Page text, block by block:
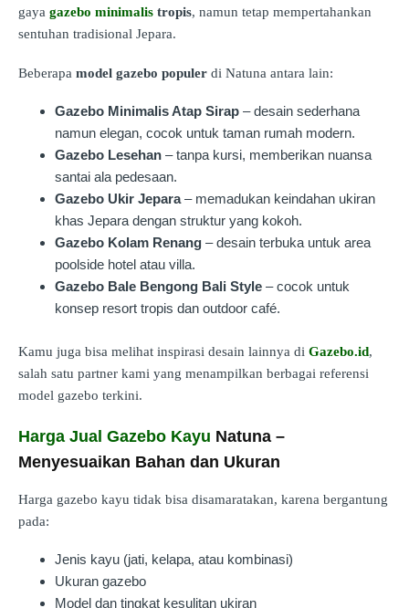
gaya gazebo minimalis tropis, namun tetap mempertahankan
sentuhan tradisional Jepara.
Beberapa model gazebo populer di Natuna antara lain:
Gazebo Minimalis Atap Sirap – desain sederhana
namun elegan, cocok untuk taman rumah modern.
Gazebo Lesehan – tanpa kursi, memberikan nuansa
santai ala pedesaan.
Gazebo Ukir Jepara– memadukan keindahan ukiran
khas Jepara dengan struktur yang kokoh.
Gazebo Kolam Renang – desain terbuka untuk area
poolside hotel atau villa.
Gazebo Bale Bengong Bali Style – cocok untuk
konsep resort tropis dan outdoor café.
Kamu juga bisa melihat inspirasi desain lainnya di Gazebo.id,
salah satu partner kami yang menampilkan berbagai referensi
model gazebo terkini.
Harga Jual Gazebo Kayu Natuna –
Menyesuaikan Bahan dan Ukuran
Harga gazebo kayu tidak bisa disamaratakan, karena bergantung
pada:
Jenis kayu (jati, kelapa, atau kombinasi)
Ukuran gazebo
Model dan tingkat kesulitan ukiran